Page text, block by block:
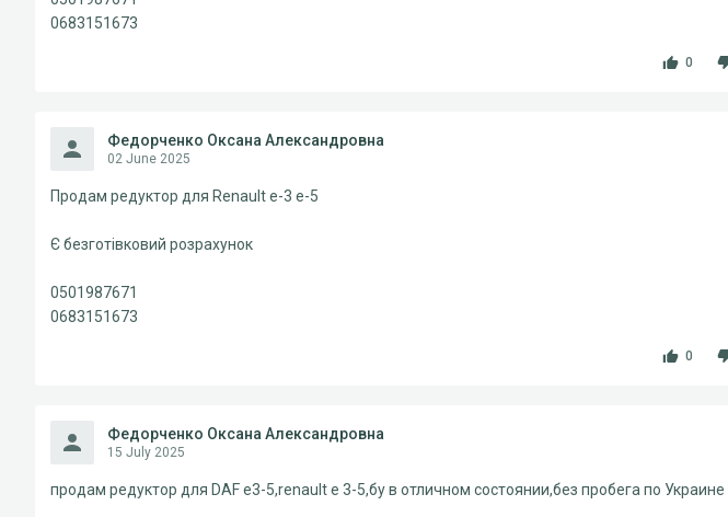
0683151673
0
Федорченко Оксана Александровна
02 June 2025
Продам редуктор для Renault e-3 e-5
Є безготівковий розрахунок
0501987671
0683151673
0
Федорченко Оксана Александровна
15 July 2025
продам редуктор для DAF e3-5,renault e 3-5,бу в отличном состоянии,без пробега по Украине